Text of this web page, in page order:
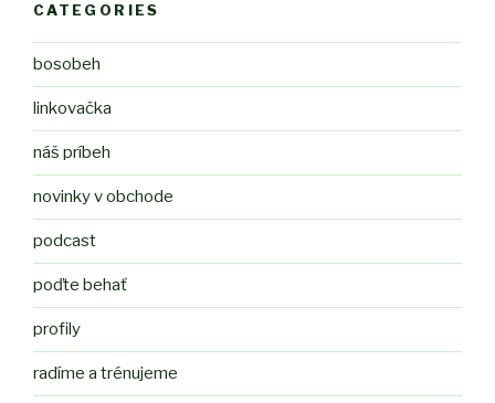
CATEGORIES
bosobeh
linkovačka
náš príbeh
novinky v obchode
podcast
poďte behať
profily
radíme a trénujeme